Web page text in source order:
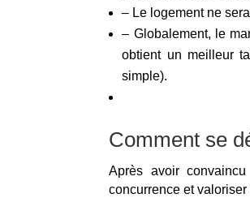
– Le logement ne
– Globalement, le
obtient un meilleur
simple).
Comment se
Après avoir
concurrence et valoriser